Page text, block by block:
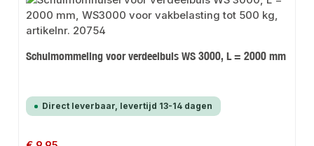
Schuimommeling voor verdeelbuis WS 3000, L = 2000 mm
Direct leverbaar, levertijd 13-14 dagen
Normale prijs: